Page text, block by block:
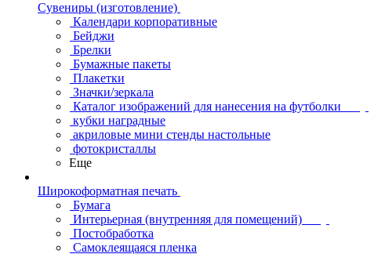
Сувениры (изготовление)
Календари корпоративные
Бейджи
Брелки
Бумажные пакеты
Плакетки
Значки/зеркала
Каталог изображений для нанесения на футболки
кубки наградные
акриловые мини стенды настольные
фотокристаллы
Еще
Широкоформатная печать
Бумага
Интерьерная (внутренняя для помещений)
Постобработка
Самоклеящаяся пленка